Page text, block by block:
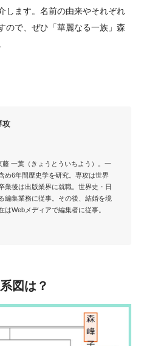
します。名前の由来やそれぞれ
ので、ぜひ「華麗なる一族」森
攻
藤 一葉（きょうとういちよう）。一
め6年間歴史学を研究。専攻は世界
業後は出版業界に就職。世界史・日
編集業務に従事。その後、結婚を境
はWebメディアで編集者に従事。
図は？